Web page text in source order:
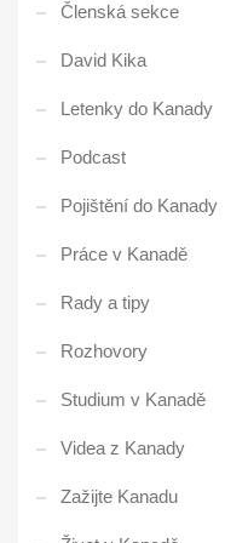
Členská sekce
David Kika
Letenky do Kanady
Podcast
Pojištění do Kanady
Práce v Kanadě
Rady a tipy
Rozhovory
Studium v Kanadě
Videa z Kanady
Zažijte Kanadu